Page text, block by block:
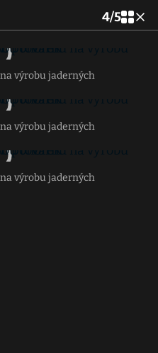
4/5
výrobu jaderných
výrobu jaderných
výrobu jaderných